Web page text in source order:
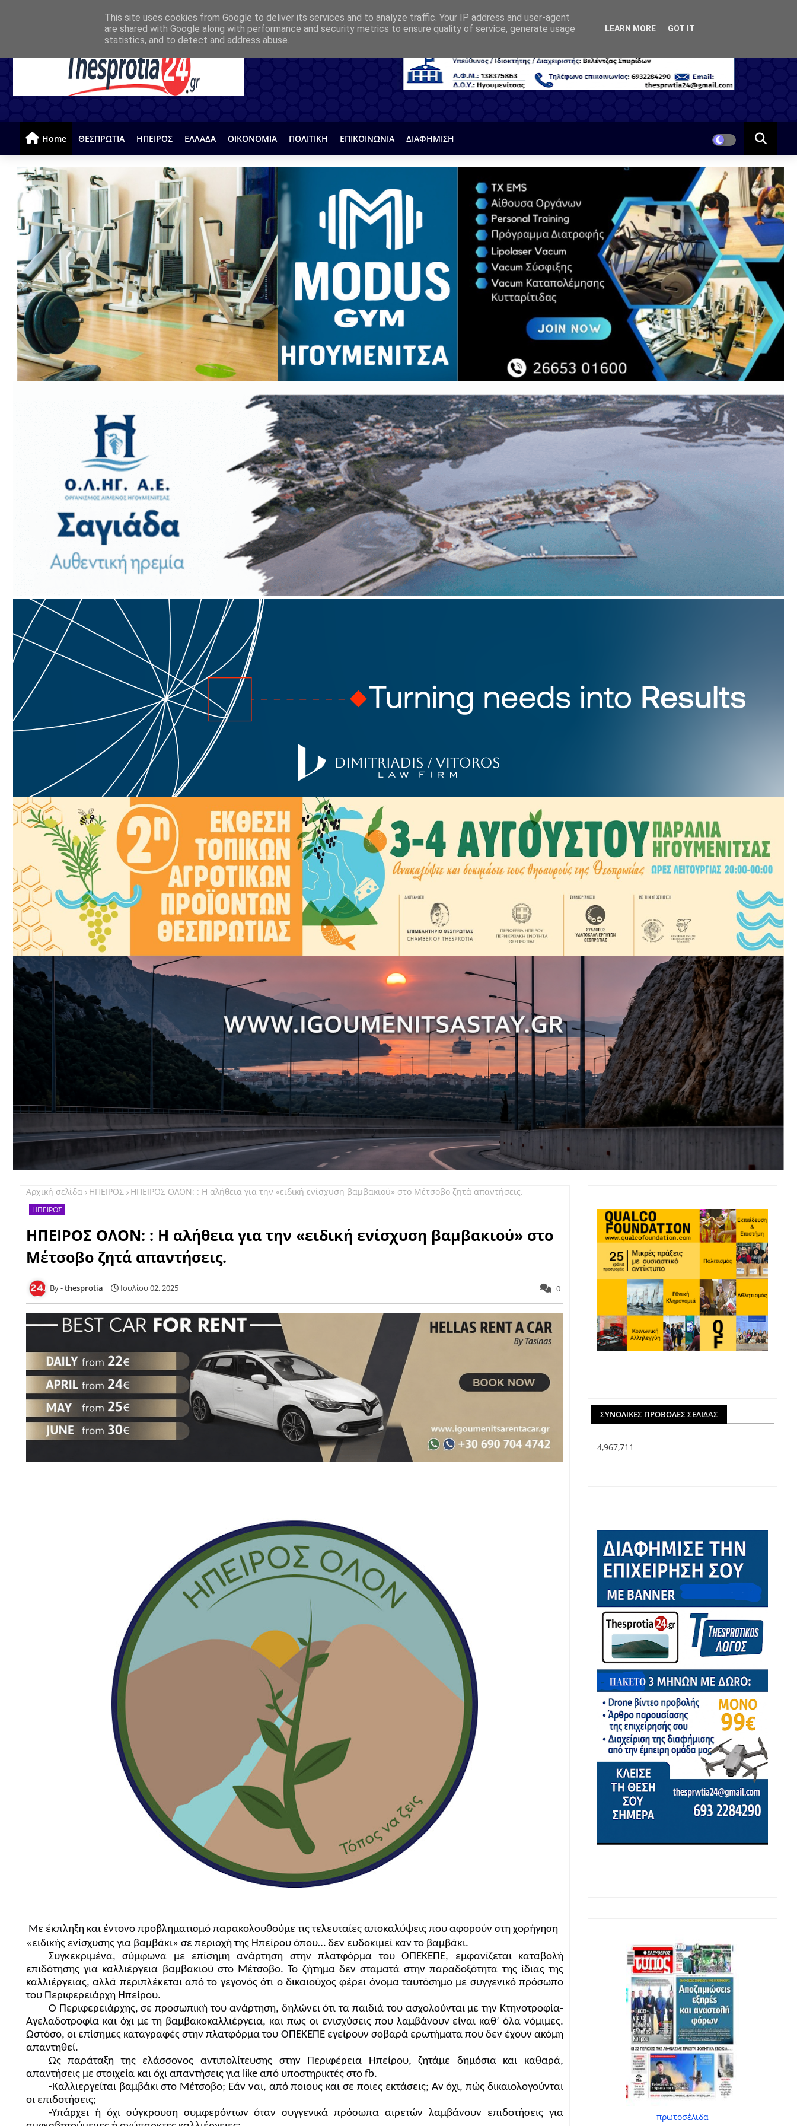
Home ΘΕΣΠΡΩΤΙΑ ΗΠΕΙΡΟΣ ΕΛΛΑΔΑ ΟΙΚΟΝΟΜΙΑ ΠΟΛΙΤΙΚΗ ΕΠΙΚΟΙΝΩΝΙΑ ΔΙΑΦΗΜΙΣΗ
Αρχική σελίδα ΗΠΕΙΡΟΣ ΗΠΕΙΡΟΣ ΟΛΟΝ: : Η αλήθεια για την «ειδική ενίσχυση βαμβακιού» στο Μέτσοβο ζητά απαντήσεις.
ΗΠΕΙΡΟΣ
ΗΠΕΙΡΟΣ ΟΛΟΝ: : Η αλήθεια για την «ειδική ενίσχυση βαμβακιού» στο
Μέτσοβο ζητά απαντήσεις.
thesprotia Ιουλίου 02, 2025 0
Με έκπληξη και έντονο προβληματισμό παρακολουθούμε τις τελευταίες αποκαλύψεις που αφορούν στη χορήγηση
«ειδικής ενίσχυσης για βαμβάκι» σε περιοχή της Ηπείρου όπου… δεν ευδοκιμεί καν το βαμβάκι.
Συγκεκριμένα, σύμφωνα με επίσημη ανάρτηση στην πλατφόρμα του ΟΠΕΚΕΠΕ, εμφανίζεται καταβολή
επιδότησης για καλλιέργεια βαμβακιού στο Μέτσοβο. Το ζήτημα δεν σταματά στην παραδοξότητα της ίδιας της
καλλιέργειας, αλλά περιπλέκεται από το γεγονός ότι ο δικαιούχος φέρει όνομα ταυτόσημο με συγγενικό πρόσωπο
του Περιφερειάρχη Ηπείρου.
Ο Περιφερειάρχης, σε προσωπική του ανάρτηση, δηλώνει ότι τα παιδιά του ασχολούνται με την Κτηνοτροφία-
Αγελαδοτροφία και όχι με τη βαμβακοκαλλιέργεια, και πως οι ενισχύσεις που λαμβάνουν είναι καθ’ όλα νόμιμες.
Ωστόσο, οι επίσημες καταγραφές στην πλατφόρμα του ΟΠΕΚΕΠΕ εγείρουν σοβαρά ερωτήματα που δεν έχουν ακόμη
απαντηθεί.
Ως παράταξη της ελάσσονος αντιπολίτευσης στην Περιφέρεια Ηπείρου, ζητάμε δημόσια και καθαρά,
απαντήσεις με στοιχεία και όχι απαντήσεις για like από υποστηρικτές στο fb.
-Καλλιεργείται βαμβάκι στο Μέτσοβο; Εάν ναι, από ποιους και σε ποιες εκτάσεις; Αν όχι, πώς δικαιολογούνται
οι επιδοτήσεις;
-Υπάρχει ή όχι σύγκρουση συμφερόντων όταν συγγενικά πρόσωπα αιρετών λαμβάνουν επιδοτήσεις για
ΣΥΝΟΛΙΚΈΣ ΠΡΟΒΟΛΈΣ ΣΕΛΊΔΑΣ
4,967,711
πρωτοσέλιδα
This site uses cookies from Google to deliver its services and to analyze traffic. Your IP address and user-agent
are shared with Google along with performance and security metrics to ensure quality of service, generate usage
statistics, and to detect and address abuse.
LEARN MORE GOT IT